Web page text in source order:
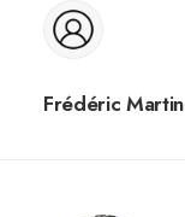
Frédéric Martin